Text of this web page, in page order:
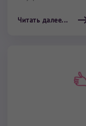
Читать далее...